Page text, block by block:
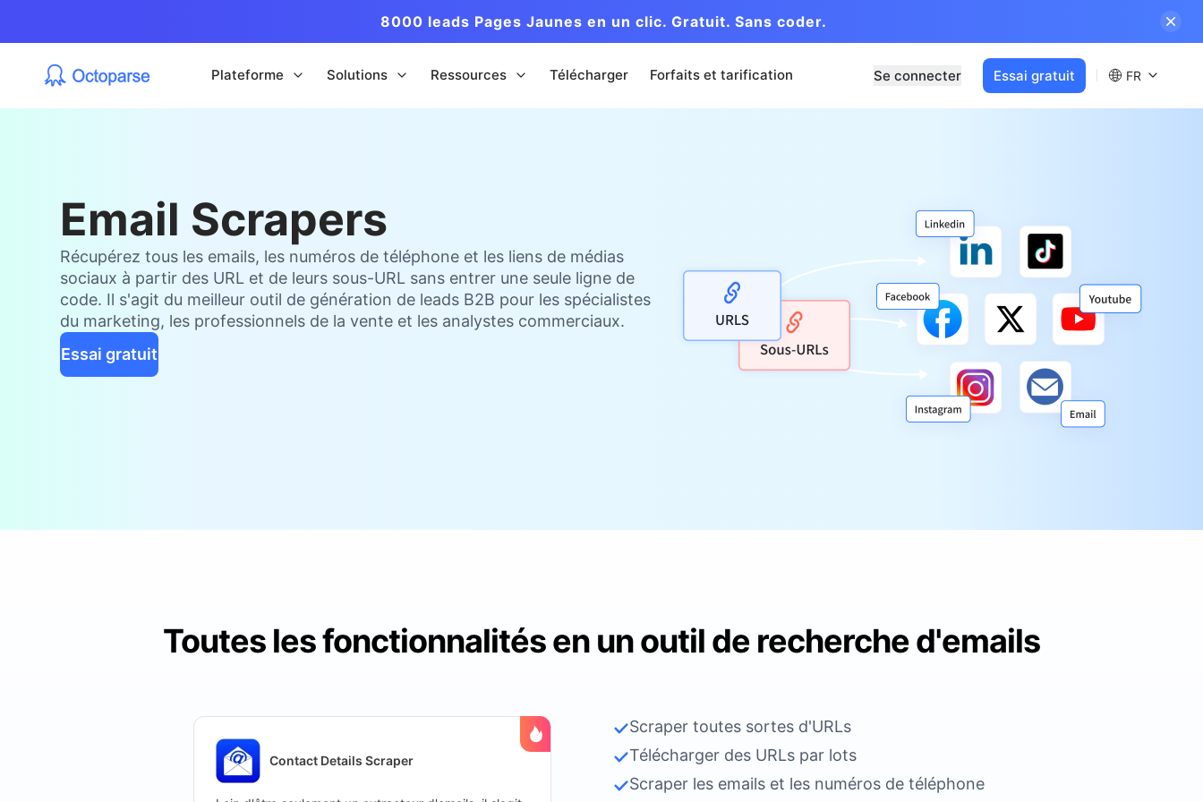
8000 leads Pages Jaunes en un clic. Gratuit. Sans coder.
Plateforme Solutions Ressources Télécharger Forfaits et tarification Se connecter Essai gratuit FR
Email Scrapers
Récupérez tous les emails, les numéros de téléphone et les liens de médias
sociaux à partir des URL et de leurs sous-URL sans entrer une seule ligne de
code. Il s'agit du meilleur outil de génération de leads B2B pour les spécialistes
du marketing, les professionnels de la vente et les analystes commerciaux.
Essai gratuit
Toutes les fonctionnalités en un outil de recherche d'emails
Contact Details Scraper
Scraper toutes sortes d'URLs
Télécharger des URLs par lots
Scraper les emails et les numéros de téléphone